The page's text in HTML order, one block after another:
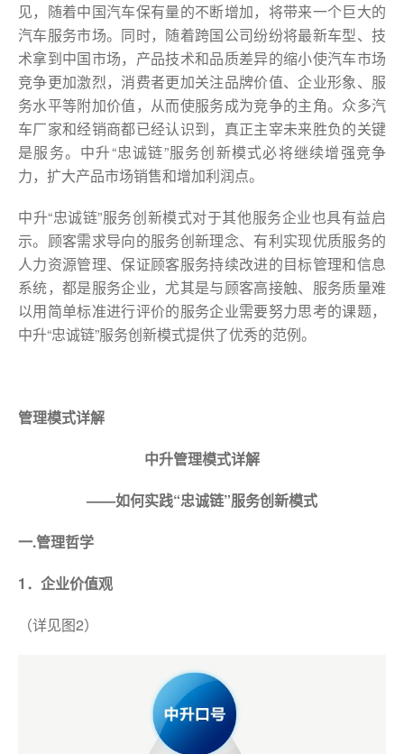
见，随着中国汽车保有量的不断增加，将带来一个巨大的
汽车服务市场。同时，随着跨国公司纷纷将最新车型、技
术拿到中国市场，产品技术和品质差异的缩小使汽车市场
竞争更加激烈，消费者更加关注品牌价值、企业形象、服
务水平等附加价值，从而使服务成为竞争的主角。众多汽
车厂家和经销商都已经认识到，真正主宰未来胜负的关键
是服务。中升“忠诚链”服务创新模式必将继续增强竞争
力，扩大产品市场销售和增加利润点。
中升“忠诚链”服务创新模式对于其他服务企业也具有益启
示。顾客需求导向的服务创新理念、有利实现优质服务的
人力资源管理、保证顾客服务持续改进的目标管理和信息
系统，都是服务企业，尤其是与顾客高接触、服务质量难
以用简单标准进行评价的服务企业需要努力思考的课题，
中升“忠诚链”服务创新模式提供了优秀的范例。
管理模式详解
中升管理模式详解
——如何实践“忠诚链”服务创新模式
一.管理哲学
1．企业价值观
（详见图2）